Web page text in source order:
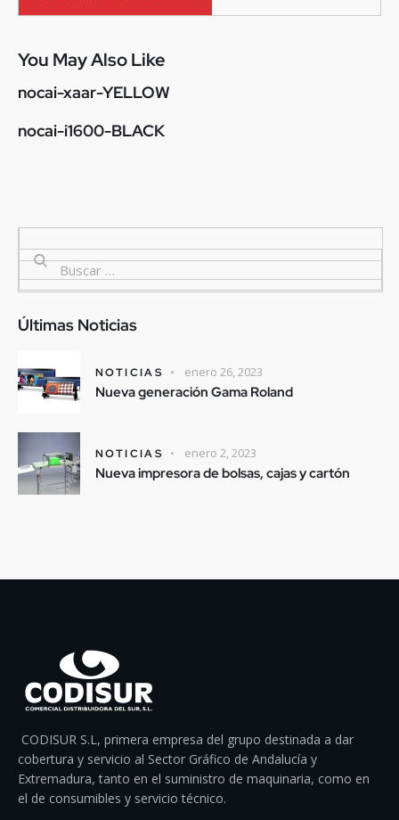
You May Also Like
nocai-xaar-YELLOW
nocai-i1600-BLACK
Últimas Noticias
NOTICIAS enero 26, 2023
Nueva generación Gama Roland
NOTICIAS enero 2, 2023
Nueva impresora de bolsas, cajas y cartón
CODISUR S.L, primera empresa del grupo destinada a dar
cobertura y servicio al Sector Gráfico de Andalucía y
Extremadura, tanto en el suministro de maquinaria, como en
el de consumibles y servicio técnico.